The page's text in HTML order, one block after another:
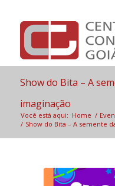
Show do Bita – A
imaginação
Você está aqui: Home /
/ Show do Bita – A semente